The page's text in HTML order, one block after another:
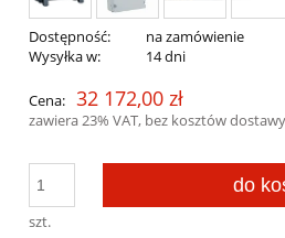
Dostępność:
na zamówienie
Wysyłka w:
14 dni
Cena: 32 172,00 zł
zawiera 23% VAT, bez kosztów dostawy
szt.
do